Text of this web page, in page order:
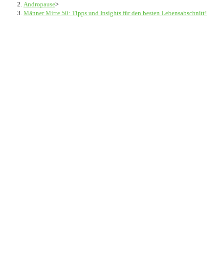
Andropause>
Männer Mitte 50: Tipps und Insights für den besten Lebensabschnitt!